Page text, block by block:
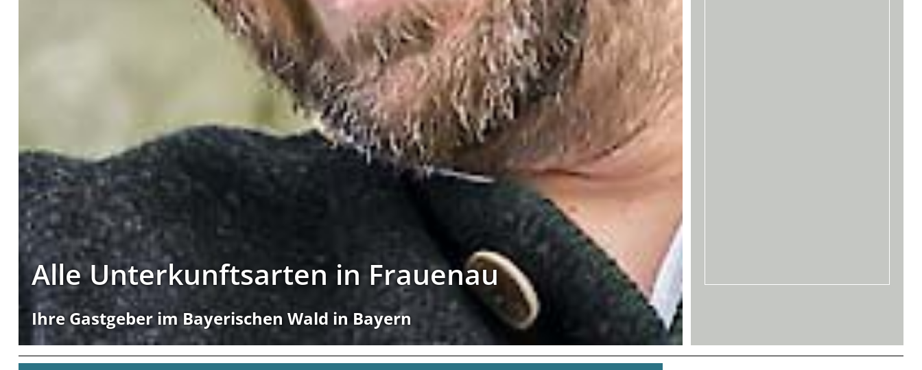
Alle Unterkunftsarten in Frauenau
Ihre Gastgeber im Bayerischen Wald in Bayern